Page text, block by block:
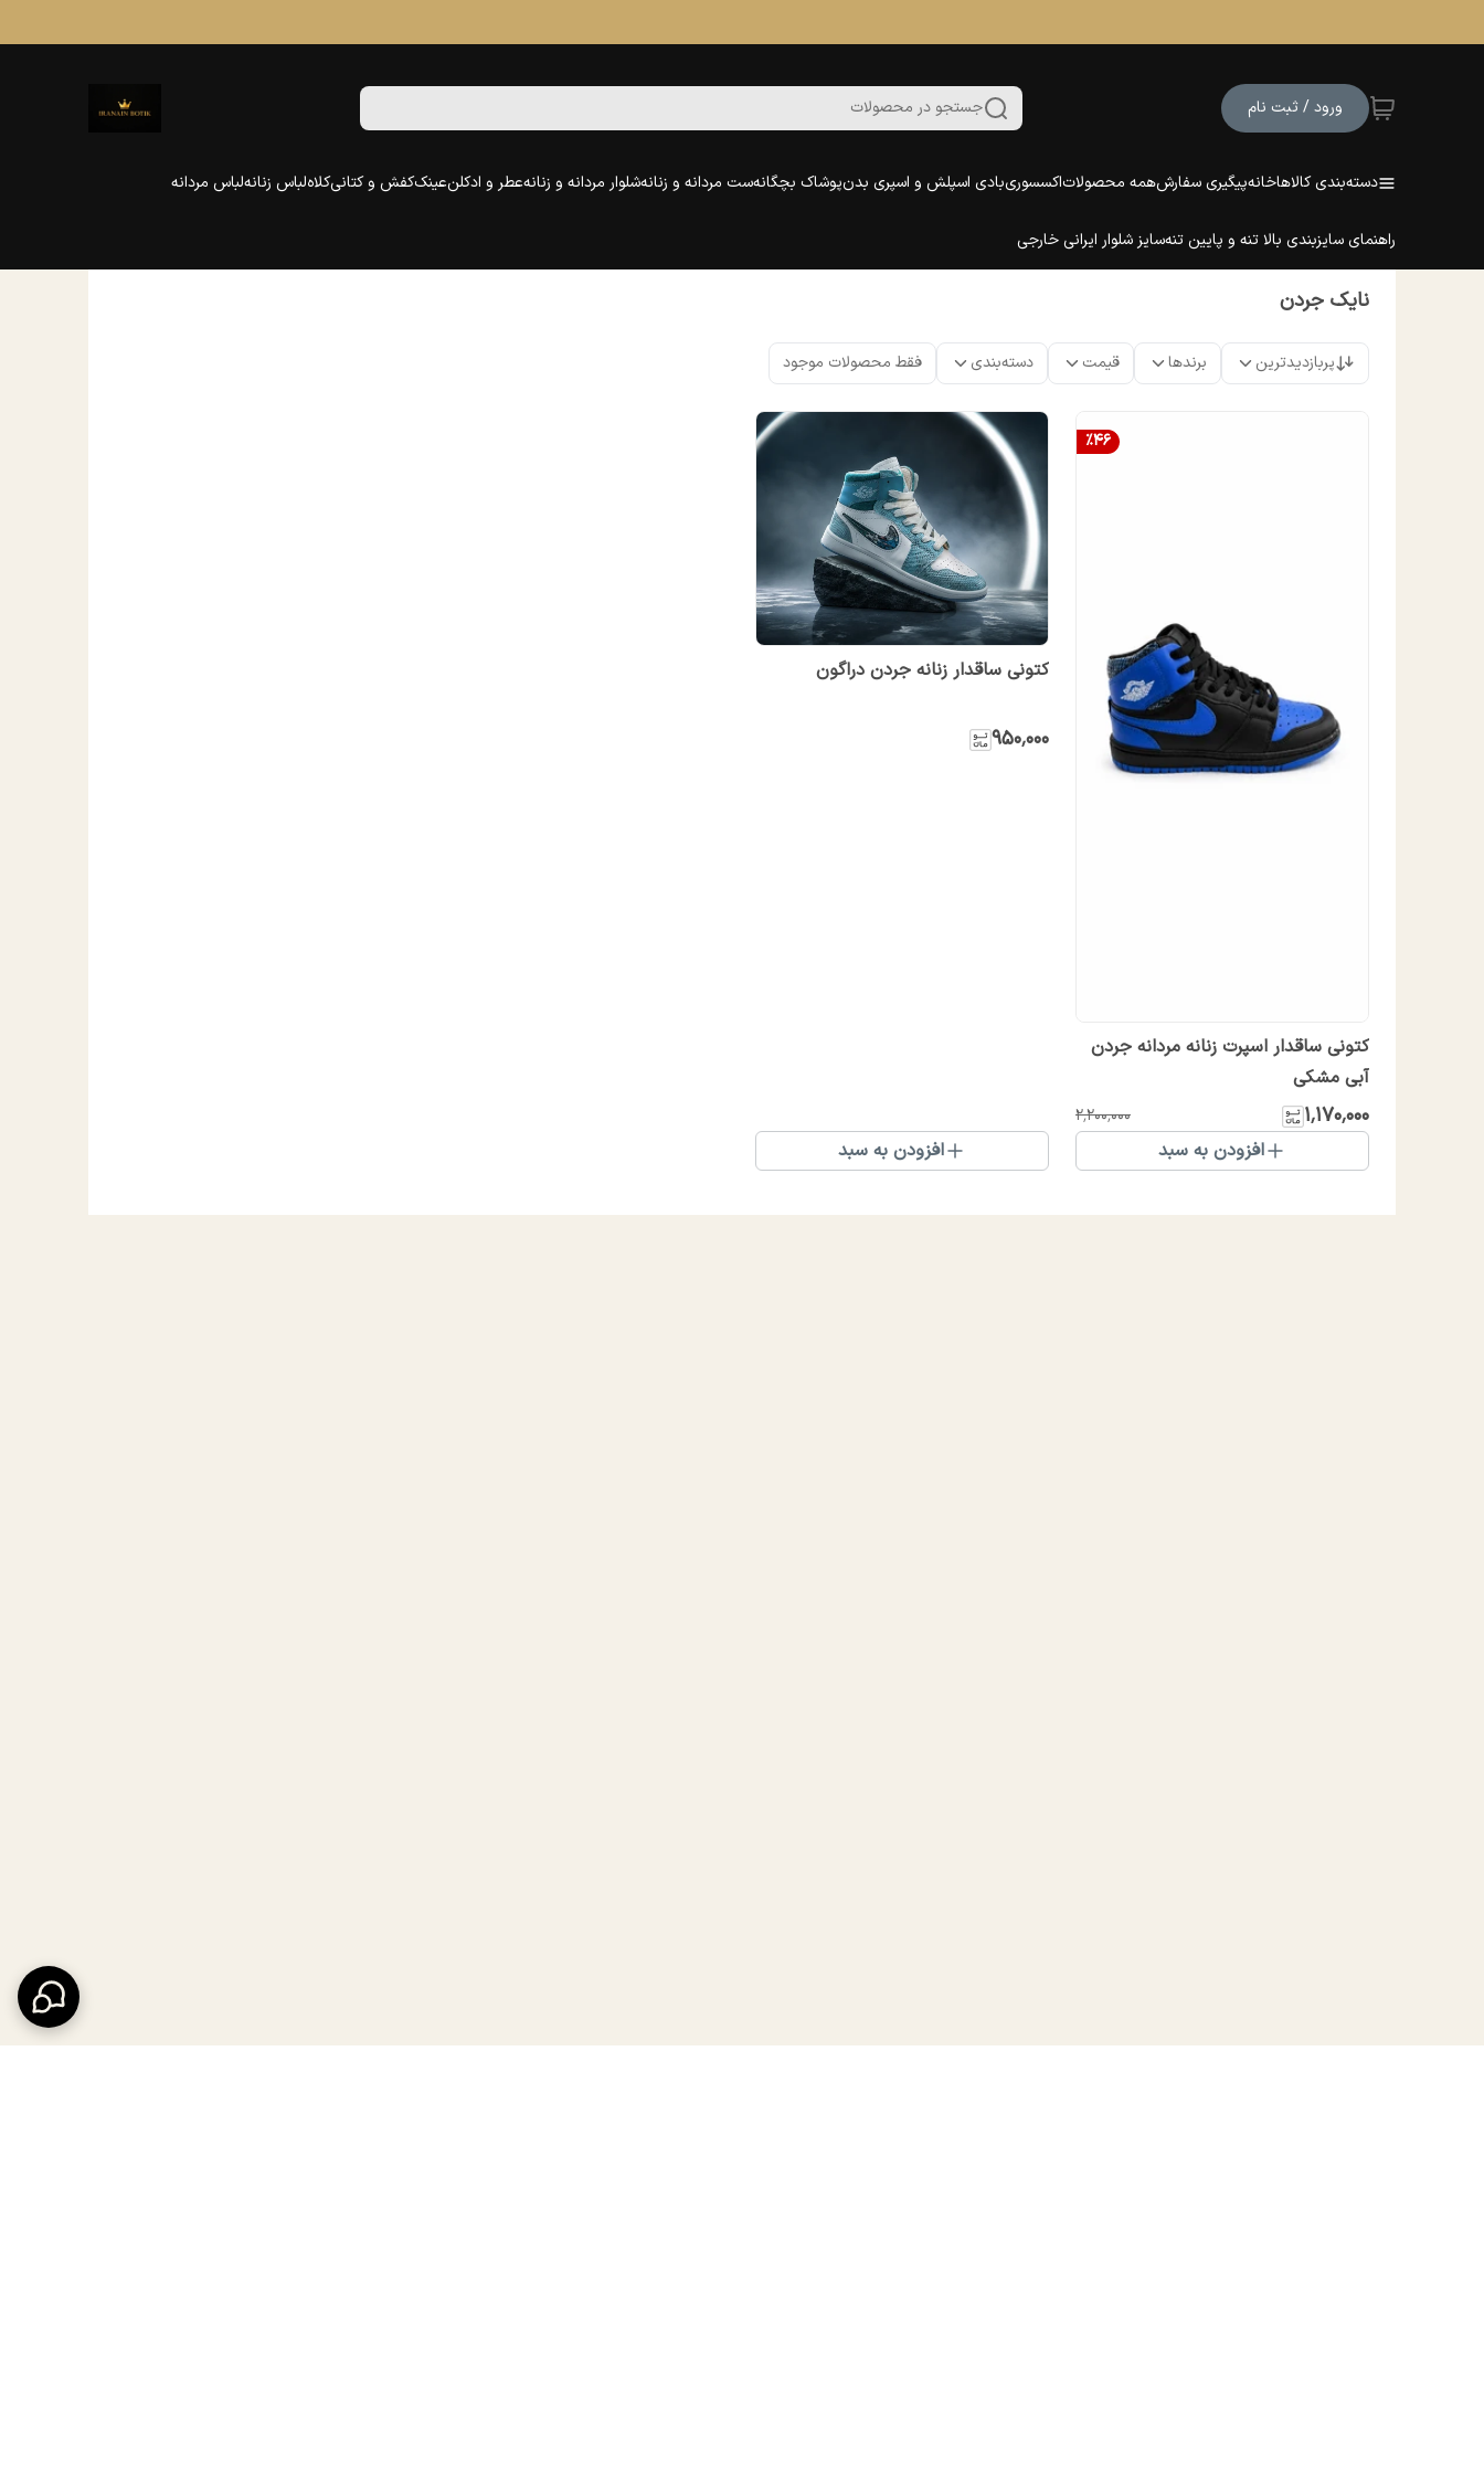
ورود / ثبت نام جستجو در محصولات
دسته‌بندی کالاهاخانهپیگیری سفارشهمه محصولاتاکسسوریبادی اسپلش و اسپری بدنپوشاک بچگانهست مردانه و زنانهشلوار مردانه و زنانهعطر و ادکلنعینککفش و کتانیکلاهلباس زنانهلباس مردانه
راهنمای سایزبندی بالا تنه و پایین تنهسایز شلوار ایرانی خارجی
نایک جردن
پربازدیدترین برندها قیمت دسته‌بندی فقط محصولات موجود
%46
کتونی ساقدار اسپرت زنانه مردانه جردن
آبی مشکی
۱٬۱۷۰٬۰۰۰ ۲٬۲۰۰٬۰۰۰
افزودن به سبد
کتونی ساقدار زنانه جردن دراگون
۹۵۰٬۰۰۰
افزودن به سبد